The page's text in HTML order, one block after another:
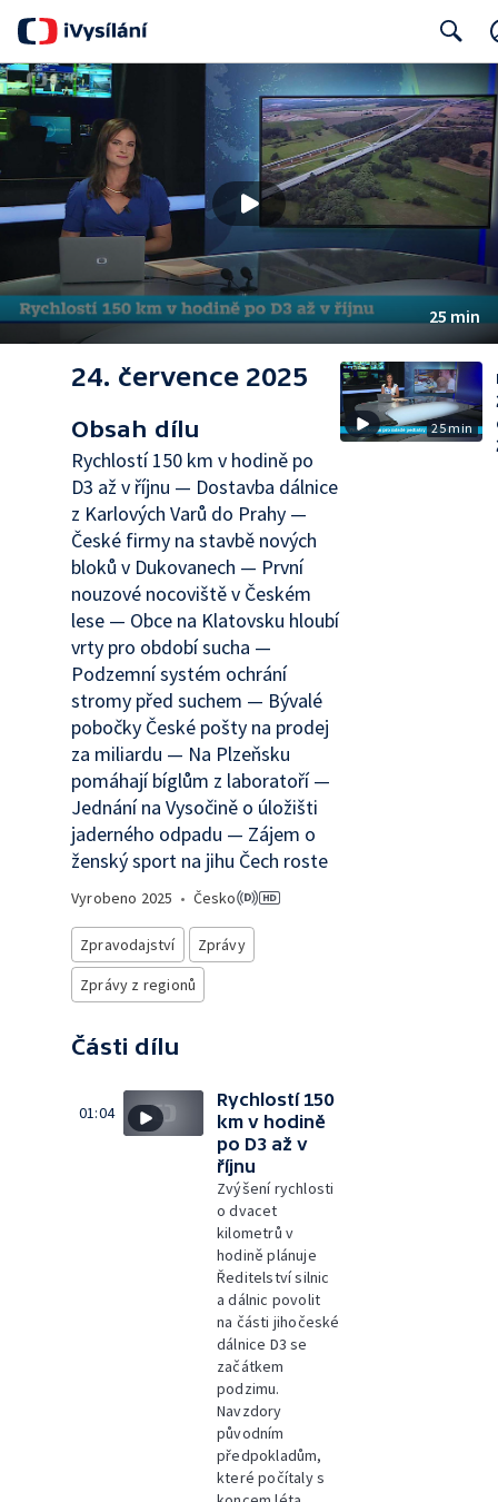
Search
25 min
24. července 2025
Obsah dílu
Rychlostí 150 km v hodině po
D3 až v říjnu — Dostavba dálnice
z Karlových Varů do Prahy —
České firmy na stavbě nových
bloků v Dukovanech — První
nouzové nocoviště v Českém
lese — Obce na Klatovsku hloubí
vrty pro období sucha —
Podzemní systém ochrání
stromy před suchem — Bývalé
pobočky České pošty na prodej
za miliardu — Na Plzeňsku
pomáhají bíglům z laboratoří —
Jednání na Vysočině o úložišti
jaderného odpadu — Zájem o
ženský sport na jihu Čech roste
Vyrobeno 2025 • Česko
Zpravodajství
Zprávy
Zprávy z regionů
Části dílu
01:04
Rychlostí 150
km v hodině
po D3 až v
říjnu
Zvýšení rychlosti
o dvacet
kilometrů v
hodině plánuje
Ředitelství silnic
a dálnic povolit
na části jihočeské
dálnice D3 se
začátkem
podzimu.
Navzdory
původním
předpokladům,
které počítaly s
25 min